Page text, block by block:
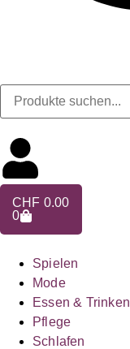
CHF 0.00
0
Spielen
Mode
Essen & Trinken
Pflege
Schlafen